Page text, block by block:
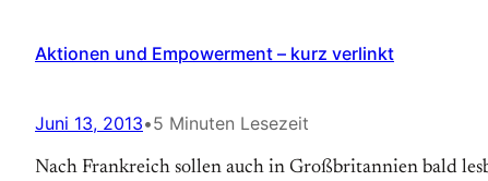
Aktionen und Empowerment – kurz verlinkt
Juni 13, 2013•5 Minuten Lesezeit
Nach Frankreich sollen auch in Großbritannien bald